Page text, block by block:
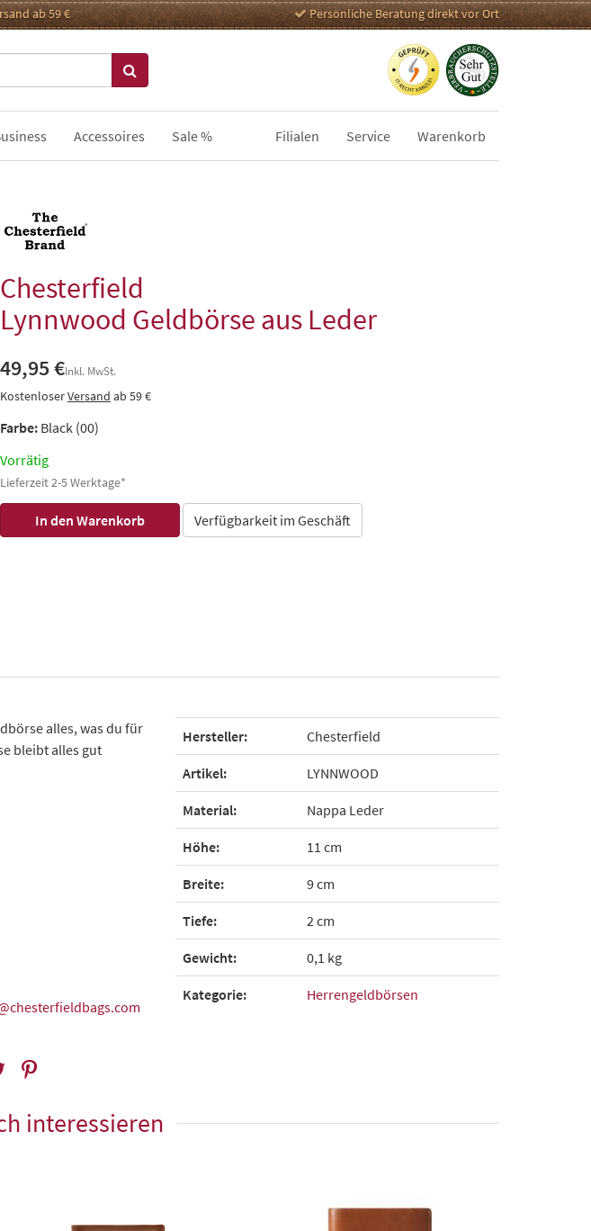
ab 59 € Persönliche Beratung direkt vor Ort
Accessoires Sale % Filialen Service Warenkorb
Chesterfield
Lynnwood Geldbörse aus Leder
49,95 €Inkl. MwSt.
KostenloserVersand ab 59 €
Farbe: Black (00)
Vorrätig
Lieferzeit 2-5 Werktage*
Verfügbarkeit im Geschäft
alles, was du für
bleibt alles gut
Hersteller: Chesterfield
Artikel: LYNNWOOD
Material: Nappa Leder
Höhe: 11 cm
Breite: 9 cm
Tiefe: 2 cm
Gewicht: 0,1 kg
Kategorie: Herrengeldbörsen
interessieren